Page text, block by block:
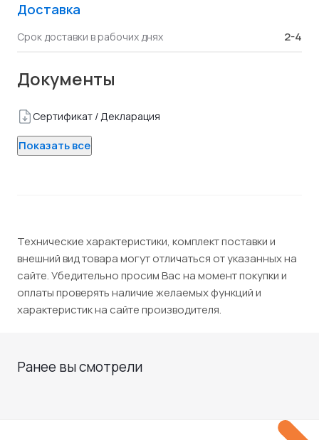
Доставка
Срок доставки в рабочих днях 2-4
Документы
Сертификат / Декларация
Показать все
Технические характеристики, комплект поставки и
внешний вид товара могут отличаться от указанных на
сайте. Убедительно просим Вас на момент покупки и
оплаты проверять наличие желаемых функций и
характеристик на сайте производителя.
Ранее вы смотрели